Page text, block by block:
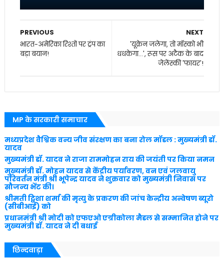
NEXT
'यूक्रेन जलेगा, तो मॉस्को भी
धधकेगा...', रूस पर अटैक के बाद
जेलेंस्की 'फायर'!
PREVIOUS
भारत-अमेरिका रिश्तों पर ट्रंप का
बड़ा बयान!
MP के सरकारी समाचार
मध्यप्रदेश वैश्विक वन्य जीव संरक्षण का बना रोल मॉडल : मुख्यमंत्री डॉ.
यादव
मुख्यमंत्री डॉ. यादव ने राजा राममोहन राय की जयंती पर किया नमन
मुख्यमंत्री डॉ. मोहन यादव से केंद्रीय पर्यावरण, वन एवं जलवायु
परिवर्तन मंत्री श्री भूपेन्द्र यादव ने शुक्रवार को मुख्यमंत्री निवास पर
सौजन्य भेंट की।
श्रीमती ट्विशा शर्मा की मृत्यु के प्रकरण की जांच केन्द्रीय अन्वेषण ब्यूरो
(सीबीआई) को
प्रधानमंत्री श्री मोदी को एफएओ एग्रीकोला मैडल से सम्मानित होने पर
मुख्यमंत्री डॉ. यादव ने दी बधाई
छिन्दवाड़ा